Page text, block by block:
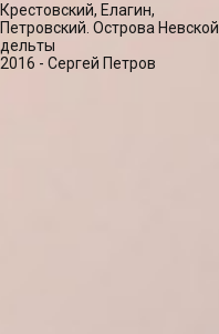
Крестовский, Елагин,
Петровский. Острова Невской
дельты
2016 - Сергей Петров